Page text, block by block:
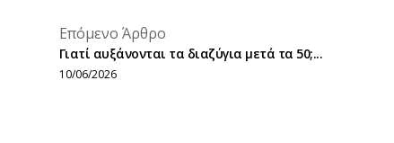
placeholder text
Επόμενο Άρθρο
Γιατί αυξάνονται τα διαζύγια μετά τα 50;...
10/06/2026